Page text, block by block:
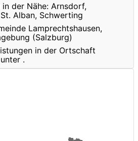
der Nähe: Arnsdorf,
Alban, Schwerting
Lamprechtshausen,
(Salzburg)
in der Ortschaft
.